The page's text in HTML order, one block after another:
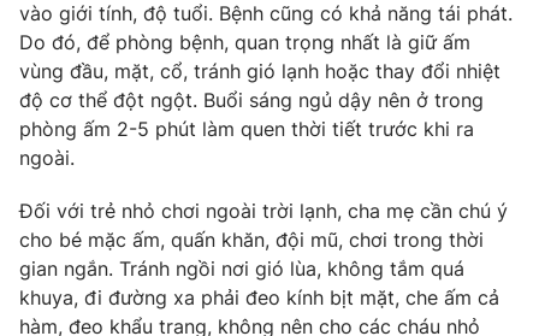
® Cấm sao chép dưới mọi hình thức nếu không có sự chấp
thông tin từ website này.
vào giới tính, độ tuổi. Bệnh cũng có khả năng tái phát.
Do đó, để phòng bệnh, quan trọng nhất là giữ ấm
vùng đầu, mặt, cổ, tránh gió lạnh hoặc thay đổi nhiệt
độ cơ thể đột ngột. Buổi sáng ngủ dậy nên ở trong
phòng ấm 2-5 phút làm quen thời tiết trước khi ra
ngoài.
Đối với trẻ nhỏ chơi ngoài trời lạnh, cha mẹ cần chú ý
cho bé mặc ấm, quấn khăn, đội mũ, chơi trong thời
gian ngắn. Tránh ngồi nơi gió lùa, không tắm quá
khuya, đi đường xa phải đeo kính bịt mặt, che ấm cả
hàm, đeo khẩu trang, không nên cho các cháu nhỏ